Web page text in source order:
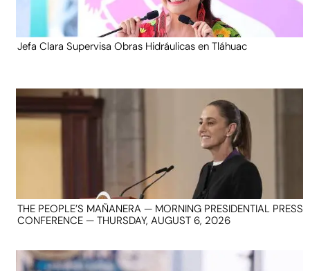
Jefa Clara Supervisa Obras Hidráulicas en Tláhuac
THE PEOPLE’S MAÑANERA — MORNING PRESIDENTIAL PRESS
CONFERENCE — THURSDAY, AUGUST 6, 2026